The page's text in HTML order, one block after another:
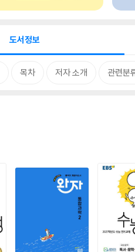
도서정보
목차 저자 소개 관련분